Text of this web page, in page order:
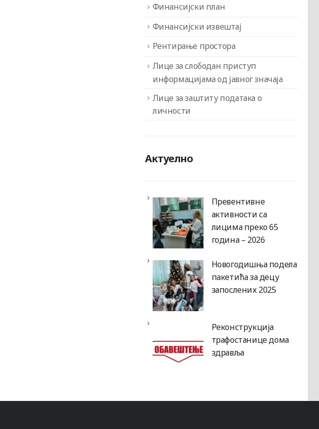
Финансијски план
Финансијски извештај
Рентирање простора
Лице за слободан приступ
информацијама од јавног значаја
Лице за заштиту података о
личности
Актуелно
Превентивне
активности са
лицима преко 65
година – 2026
Новогодишња подела
пакетића за децу
запослених 2025
Реконструкција
трафостанице дома
здравља